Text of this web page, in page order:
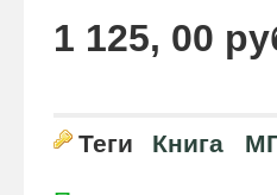
1 125, 00
Теги Книга